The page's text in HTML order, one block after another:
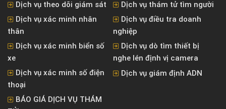
DỊCH VỤ THÁM TỬ
Dịch vụ thám tử
Dịch vụ điều tra ngoại tình
Dịch vụ theo dõi giám sát
Dịch vụ thám tử tìm người
thân
Dịch vụ điều tra doanh
nghiệp
Dịch vụ xác minh biển số
xe